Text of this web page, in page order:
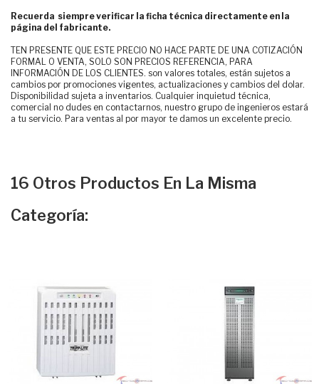
Recuerda siempre verificar la ficha técnica directamente en la
página del fabricante.
TEN PRESENTE QUE ESTE PRECIO NO HACE PARTE DE UNA COTIZACIÓN
FORMAL O VENTA, SOLO SON PRECIOS REFERENCIA, PARA
INFORMACIÓN DE LOS CLIENTES. son valores totales, están sujetos a
cambios por promociones vigentes, actualizaciones y cambios del dolar.
Disponibilidad sujeta a inventarios. Cualquier inquietud técnica,
comercial no dudes en contactarnos, nuestro grupo de ingenieros estará
a tu servicio. Para ventas al por mayor te damos un excelente precio.
16 Otros Productos En La Misma
Categoría: